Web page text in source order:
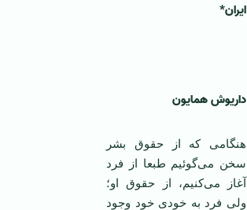
ایران*
داریوش همایون
هنگامی که از حقوق بشر
سخن می‌گوئیم طبعا از فرد
آغاز می‌کنیم، از حقوق او؛
ولی فرد به خودی خود وجود